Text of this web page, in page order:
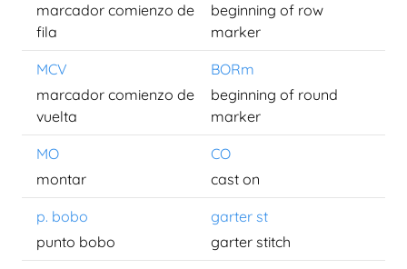
marcador comienzo de
fila
beginning of row
marker
MCV
BORm
marcador comienzo de
vuelta
beginning of round
marker
MO
CO
montar
cast on
p. bobo
garter st
punto bobo
garter stitch